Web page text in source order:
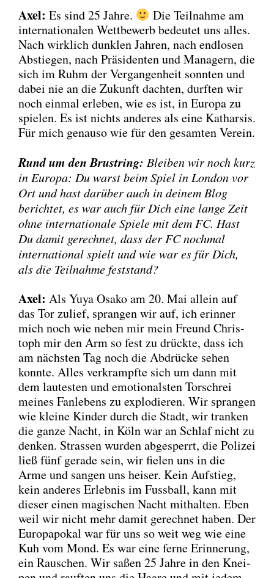
Axel: Es sind 25 Jah­re.
Die Teil­nah­me am
inter­na­tio­na­len Wett­be­werb bedeu­tet uns alles.
Nach wirk­lich dunk­len Jah­ren, nach end­lo­sen
Abstie­gen, nach Prä­si­den­ten und Mana­gern, die
sich im Ruhm der Ver­gan­gen­heit sonn­ten und
dabei nie an die Zukunft dach­ten, durf­ten wir
noch ein­mal erle­ben, wie es ist, in Euro­pa zu
spie­len. Es ist nichts ande­res als eine Kathar­sis.
Für mich genau­so wie für den gesam­ten Ver­ein.
Rund um den Brust­ring: Blei­ben wir noch kurz
in Euro­pa: Du warst beim Spiel in Lon­don vor
Ort und hast dar­über auch in dei­nem Blog
berich­tet, es war auch für Dich eine lan­ge Zeit
ohne inter­na­tio­na­le Spie­le mit dem FC. Hast
Du damit gerech­net, dass der FC noch­mal
inter­na­tio­nal spielt und wie war es für Dich,
als die Teil­nah­me fest­stand?
Axel: Als Yuya Osa­ko am 20. Mai allein auf
das Tor zulief, spran­gen wir auf, ich erin­ner
mich noch wie neben mir mein Freund Chris­
toph mir den Arm so fest zu drück­te, dass ich
am nächs­ten Tag noch die Abdrü­cke sehen
konn­te. Alles ver­krampf­te sich um dann mit
dem lau­tes­ten und emo­tio­nals­ten Tor­schrei
mei­nes Fan­le­bens zu explo­die­ren. Wir spran­gen
wie klei­ne Kin­der durch die Stadt, wir tran­ken
die gan­ze Nacht, in Köln war an Schlaf nicht zu
den­ken. Stras­sen wur­den abge­sperrt, die Poli­zei
ließ fünf gera­de sein, wir fie­len uns in die
Arme und san­gen uns hei­ser. Kein Auf­stieg,
kein ande­res Erleb­nis im Fuss­ball, kann mit
die­ser einen magi­schen Nacht mit­hal­ten. Eben
weil wir nicht mehr damit gerech­net haben. Der
Euro­pa­po­kal war für uns so weit weg wie eine
Kuh vom Mond. Es war eine fer­ne Erin­ne­rung,
ein Rau­schen. Wir saßen 25 Jah­re in den Knei­